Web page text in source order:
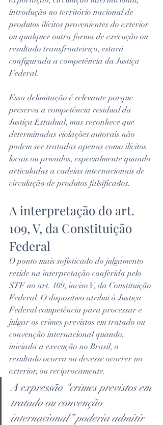
introdução no território nacional de
produtos ilícitos provenientes do exterior
ou qualquer outra forma de execução ou
resultado transfronteiriço, estará
configurada a competência da Justiça
Federal.
Essa delimitação é relevante porque
preserva a competência residual da
Justiça Estadual, mas reconhece que
determinadas violações autorais não
podem ser tratadas apenas como ilícitos
locais ou privados, especialmente quando
articuladas a cadeias internacionais de
circulação de produtos falsificados.
A interpretação do art.
109, V, da Constituição
Federal
O ponto mais sofisticado do julgamento
reside na interpretação conferida pelo
STF ao art. 109, inciso V, da Constituição
Federal. O dispositivo atribui à Justiça
Federal competência para processar e
julgar os crimes previstos em tratado ou
convenção internacional quando,
iniciada a execução no Brasil, o
resultado ocorra ou devesse ocorrer no
exterior, ou reciprocamente.
A expressão “crimes previstos em
tratado ou convenção
internacional” poderia admitir